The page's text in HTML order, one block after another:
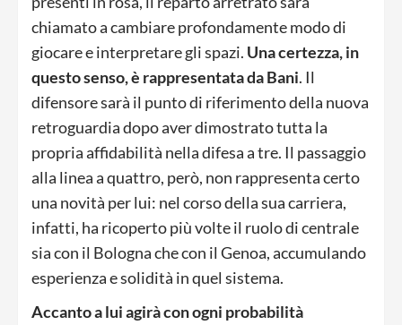
chiamato a cambiare profondamente modo di
giocare e interpretare gli spazi. Una certezza, in
questo senso, è rappresentata da Bani. Il
difensore sarà il punto di riferimento della nuova
retroguardia dopo aver dimostrato tutta la
propria affidabilità nella difesa a tre. Il passaggio
alla linea a quattro, però, non rappresenta certo
una novità per lui: nel corso della sua carriera,
infatti, ha ricoperto più volte il ruolo di centrale
sia con il Bologna che con il Genoa, accumulando
esperienza e solidità in quel sistema.
Accanto a lui agirà con ogni probabilità